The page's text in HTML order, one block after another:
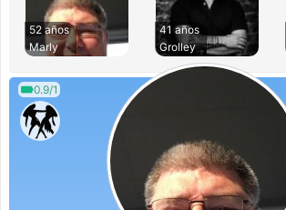
52 años
Marly
41 años
Grolley
0.9/1